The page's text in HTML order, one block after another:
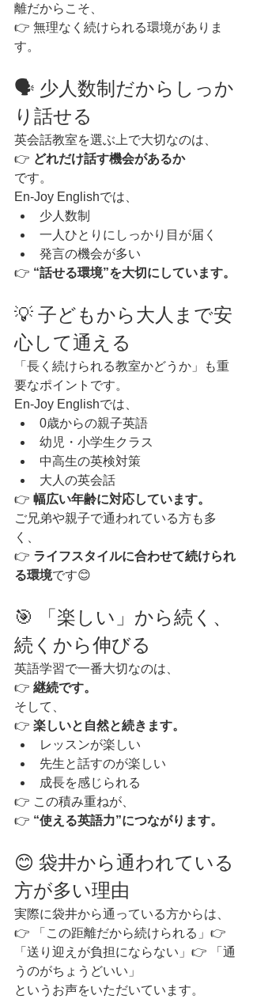
離だからこそ、
👉 無理なく続けられる環境がありま
す。
🗣 少人数制だからしっか
り話せる
英会話教室を選ぶ上で大切なのは、
👉 どれだけ話す機会があるか
です。
En-Joy Englishでは、
少人数制
一人ひとりにしっかり目が届く
発言の機会が多い
👉 “話せる環境”を大切にしています。
💡 子どもから大人まで安
心して通える
「長く続けられる教室かどうか」も重
要なポイントです。
En-Joy Englishでは、
0歳からの親子英語
幼児・小学生クラス
中高生の英検対策
大人の英会話
👉 幅広い年齢に対応しています。
ご兄弟や親子で通われている方も多
く、
👉 ライフスタイルに合わせて続けられ
る環境です😊
🎯 「楽しい」から続く、
続くから伸びる
英語学習で一番大切なのは、
👉 継続です。
そして、
👉 楽しいと自然と続きます。
レッスンが楽しい
先生と話すのが楽しい
成長を感じられる
👉 この積み重ねが、
👉 “使える英語力”につながります。
😊 袋井から通われている
方が多い理由
実際に袋井から通っている方からは、
👉 「この距離だから続けられる」👉
「送り迎えが負担にならない」👉 「通
うのがちょうどいい」
というお声をいただいています。